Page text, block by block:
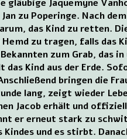
gläubige Jaquemyne
zu Poperinge. Nach
das Kind zu retten.
Hemd zu tragen, falls
zum Grab,
das Kind aus der Erde.
bringen die
lang, zeigt wieder
Jacob erhält und
er erneut stark zu
und es stirbt.